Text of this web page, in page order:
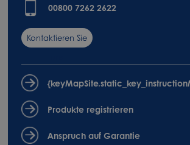
00800 7262 2622
Kontaktieren Sie
Produkte registrieren
Anspruch auf Garantie